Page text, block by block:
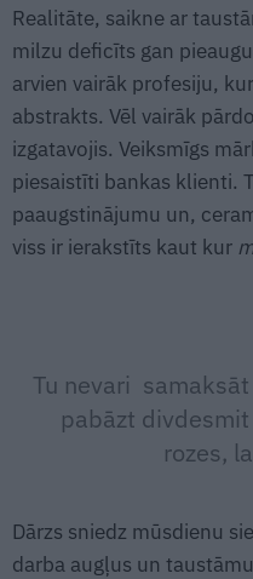
Realitāte, saikne ar
milzu deficīts gan
arvien vairāk profesiju,
abstrakts. Vēl vairāk
izgatavojis. Veiksmīgs
piesaistīti bankas klienti.
paaugstinājumu un,
viss ir ierakstīts kaut kur
Tu nevari
pabāzt
rozes,
Dārzs sniedz mūsdienu
darba augļus un